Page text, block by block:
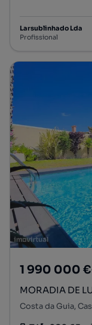
Larsublinhado Lda
Profissional
1 990 000 €
MORADIA DE
Costa da Guia,